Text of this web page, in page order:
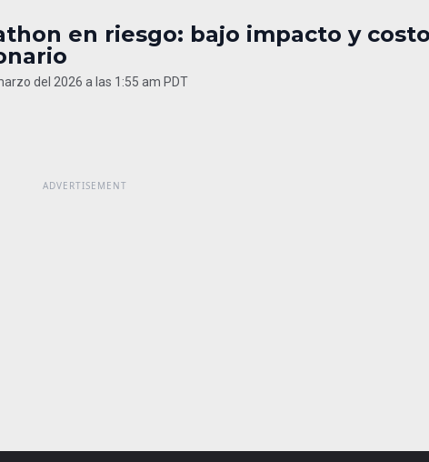
en riesgo: bajo impacto y costo
del 2026 a las 1:55 am PDT